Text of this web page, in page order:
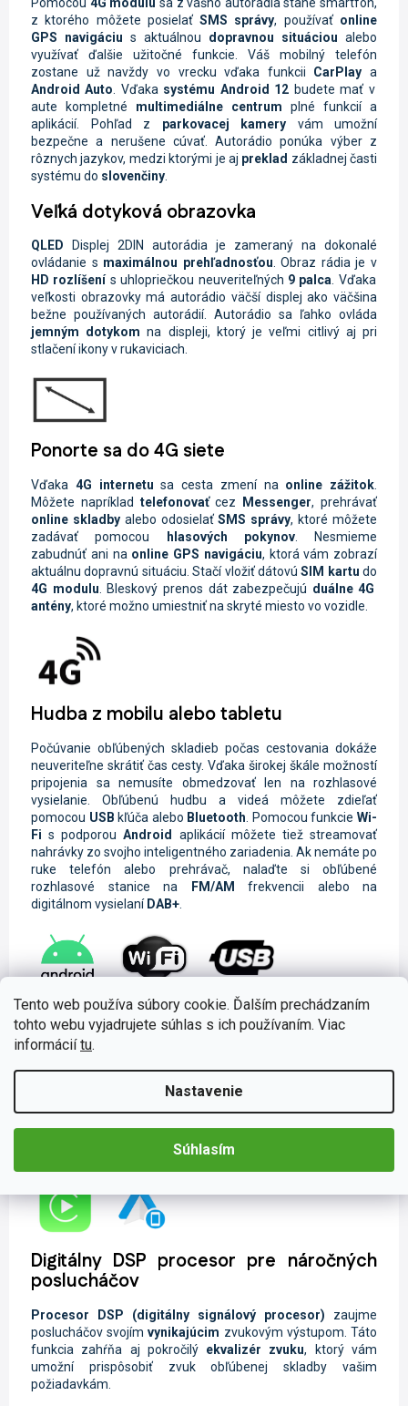
Tento web používa súbory cookie. Ďalším prechádzaním
tohto webu vyjadrujete súhlas s ich používaním. Viac
informáciítu.
Nastavenie
Súhlasím
z ktorého môžete posielaťSMS správy, používať online
GPS navigáciu s aktuálnou dopravnou situáciou alebo
využívať ďalšie užitočné funkcie. Váš mobilný telefón
zostane už navždy vo vrecku vďaka funkcii CarPlay a
Android Auto . Vďaka systému Android 12 budete mať v
aute kompletné multimediálne centrum plné funkcií a
aplikácií. Pohľad z parkovacej kamery vám umožní
bezpečne a nerušene cúvať. Autorádio ponúka výber z
rôznych jazykov, medzi ktorými je aj preklad základnej časti
systému do slovenčiny
Veľká dotyková obrazovka
QLED Displej
2DIN autorádia je zameraný na dokonalé
ovládanie s maximálnou prehľadnosťou. Obraz rádia je v
HD rozlíšenís uhlopriečkou neuveriteľných 9 palca. Vďaka
veľkosti obrazovky má autorádio väčší displej ako väčšina
bežne používaných autorádií. Autorádio sa ľahko ovláda
jemným dotykom na displeji, ktorý je veľmi citlivý aj pri
stlačení ikony v rukaviciach.
Ponorte sa do 4G siete
Vďaka 4G internetu sa cesta zmení na online zážitok
Môžete napríklad telefonovaťcez Messenger, prehrávať
online skladbyalebo odosielaťSMS správy, ktoré môžete
zadávať pomocou hlasových pokynov. Nesmieme
zabudnúť ani na online GPS navigáciu, ktorá vám zobrazí
aktuálnu dopravnú situáciu. Stačí vložiť dátovúSIM kartu do
4G modulu . Bleskový prenos dát zabezpečujú duálne 4G
antény, ktoré možno umiestniť na skryté miesto vo vozidle.
Hudba z mobilu alebo tabletu
Počúvanie obľúbených skladieb počas cestovania dokáže
neuveriteľne skrátiť čas cesty. Vďaka širokej škále možností
pripojenia sa nemusíte obmedzovať len na rozhlasové
vysielanie. Obľúbenú hudbu a videá môžete zdieľať
pomocou USB kľúča alebo Bluetooth . Pomocou funkcieWi-
Fi s podporouAndroid
aplikácií môžete tiež streamovať
nahrávky zo svojho inteligentného zariadenia. Ak nemáte po
ruke telefón alebo prehrávač, nalaďte si obľúbené
rozhlasové stanice na FM/AM
frekvencii alebo na
digitálnom vysielaní DAB+
Ovládanie telefónu pomocou CarPlay a
Android Auto
autorádiom a môžete zrkadliť obrazovku na
autorádia.Telefonovaťalebo písaťsprávymôžete
je samozrejme nevyhnutnéhlasové ovládanie
Digitálny DSP procesor pre náročných
poslucháčov
Procesor DSP (digitálny signálový procesor) zaujme
poslucháčov svojímvynikajúcim zvukovým výstupom. Táto
funkcia zahŕňa aj pokročilý ekvalizér zvuku, ktorý vám
umožní prispôsobiť zvuk obľúbenej skladby vašim
požiadavkám.